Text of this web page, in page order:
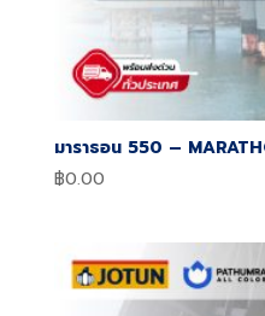
มาราธอน 550 –
฿0.00